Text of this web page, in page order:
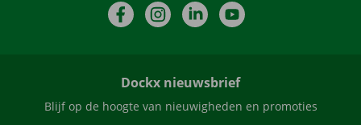
FacebookInstagramLinkedIn
Dockx nieuwsbrief
Blijf op de hoogte van nieuwigheden en promoties